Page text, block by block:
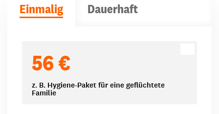
Einmalig Dauerhaft
56 €
z. B. Hygiene-Paket für eine geflüchtete
Familie